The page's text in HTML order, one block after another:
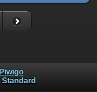
Piwigo
Standard